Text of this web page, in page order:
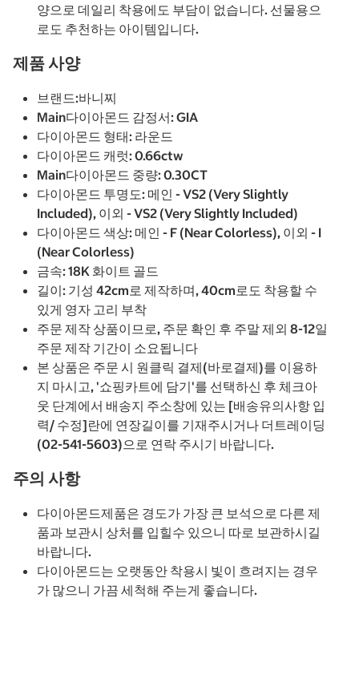
양으로 데일리 착용에도 부담이 없습니다. 선물용으
로도 추천하는 아이템입니다.
제품 사양
브랜드:바니찌
Main다이아몬드 감정서: GIA
다이아몬드 형태: 라운드
다이아몬드 캐럿: 0.66ctw
Main다이아몬드 중량: 0.30CT
다이아몬드 투명도: 메인 - VS2 (Very Slightly
Included), 이외 - VS2 (Very Slightly Included)
다이아몬드 색상: 메인 - F (Near Colorless), 이외 - I
(Near Colorless)
금속: 18K 화이트 골드
길이: 기성 42cm로 제작하며, 40cm로도 착용할 수
있게 영자 고리 부착
주문 제작 상품이므로, 주문 확인 후 주말 제외 8-12일
주문 제작 기간이 소요됩니다
본 상품은 주문 시 원클릭 결제(바로결제)를 이용하
지 마시고, '쇼핑카트에 담기'를 선택하신 후 체크아
웃 단계에서 배송지 주소창에 있는 [배송유의사항 입
력/ 수정]란에 연장길이를 기재주시거나 더트레이딩
(02-541-5603)으로 연락 주시기 바랍니다.​
주의 사항
다이아몬드제품은 경도가 가장 큰 보석으로 다른 제
품과 보관시 상처를 입힐수 있으니 따로 보관하시길
바랍니다.
다이아몬드는 오랫동안 착용시 빛이 흐려지는 경우
가 많으니 가끔 세척해 주는게 좋습니다.